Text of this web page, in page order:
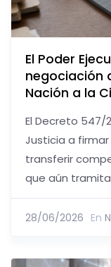
El Poder
negociación
Nación a la
El Decreto 547/
Justicia a
transferir
que aún
28/06/2026 En